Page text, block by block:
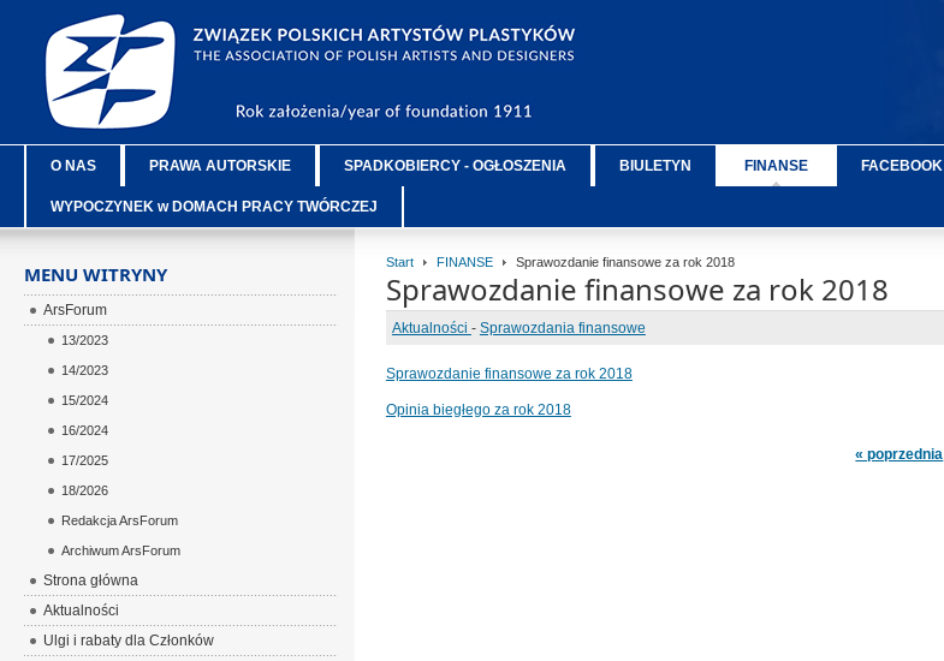
O NAS PRAWA AUTORSKIE SPADKOBIERCY - OGŁOSZENIA BIULETYN FINANSE FACEBOOK
WYPOCZYNEK w DOMACH PRACY TWÓRCZEJ
Start FINANSE Sprawozdanie finansowe za rok 2018
Sprawozdanie finansowe za rok 2018
Aktualności - Sprawozdania finansowe
Sprawozdanie finansowe za rok 2018
Opinia biegłego za rok 2018
« poprzednia
MENU WITRYNY
ArsForum
13/2023
14/2023
15/2024
16/2024
17/2025
18/2026
Redakcja ArsForum
Archiwum ArsForum
Strona główna
Aktualności
Ulgi i rabaty dla Członków